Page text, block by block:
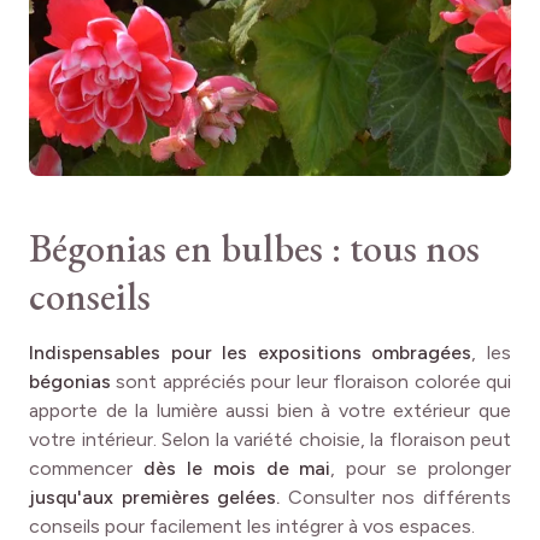
RUSTICITÉ
Peu rustique
Bégonias en bulbes : tous nos
conseils
Indispensables pour les expositions ombragées , les
bégonias sont appréciés pour leur floraison colorée qui
apporte de la lumière aussi bien à votre extérieur que
votre intérieur. Selon la variété choisie, la floraison peut
commencer dès le mois de mai , pour se prolonger
jusqu'aux premières gelées. Consulter nos différents
conseils pour facilement les intégrer à vos espaces.